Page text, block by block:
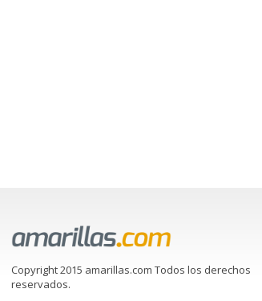
Copyright 2015 amarillas.com Todos los derechos
reservados.